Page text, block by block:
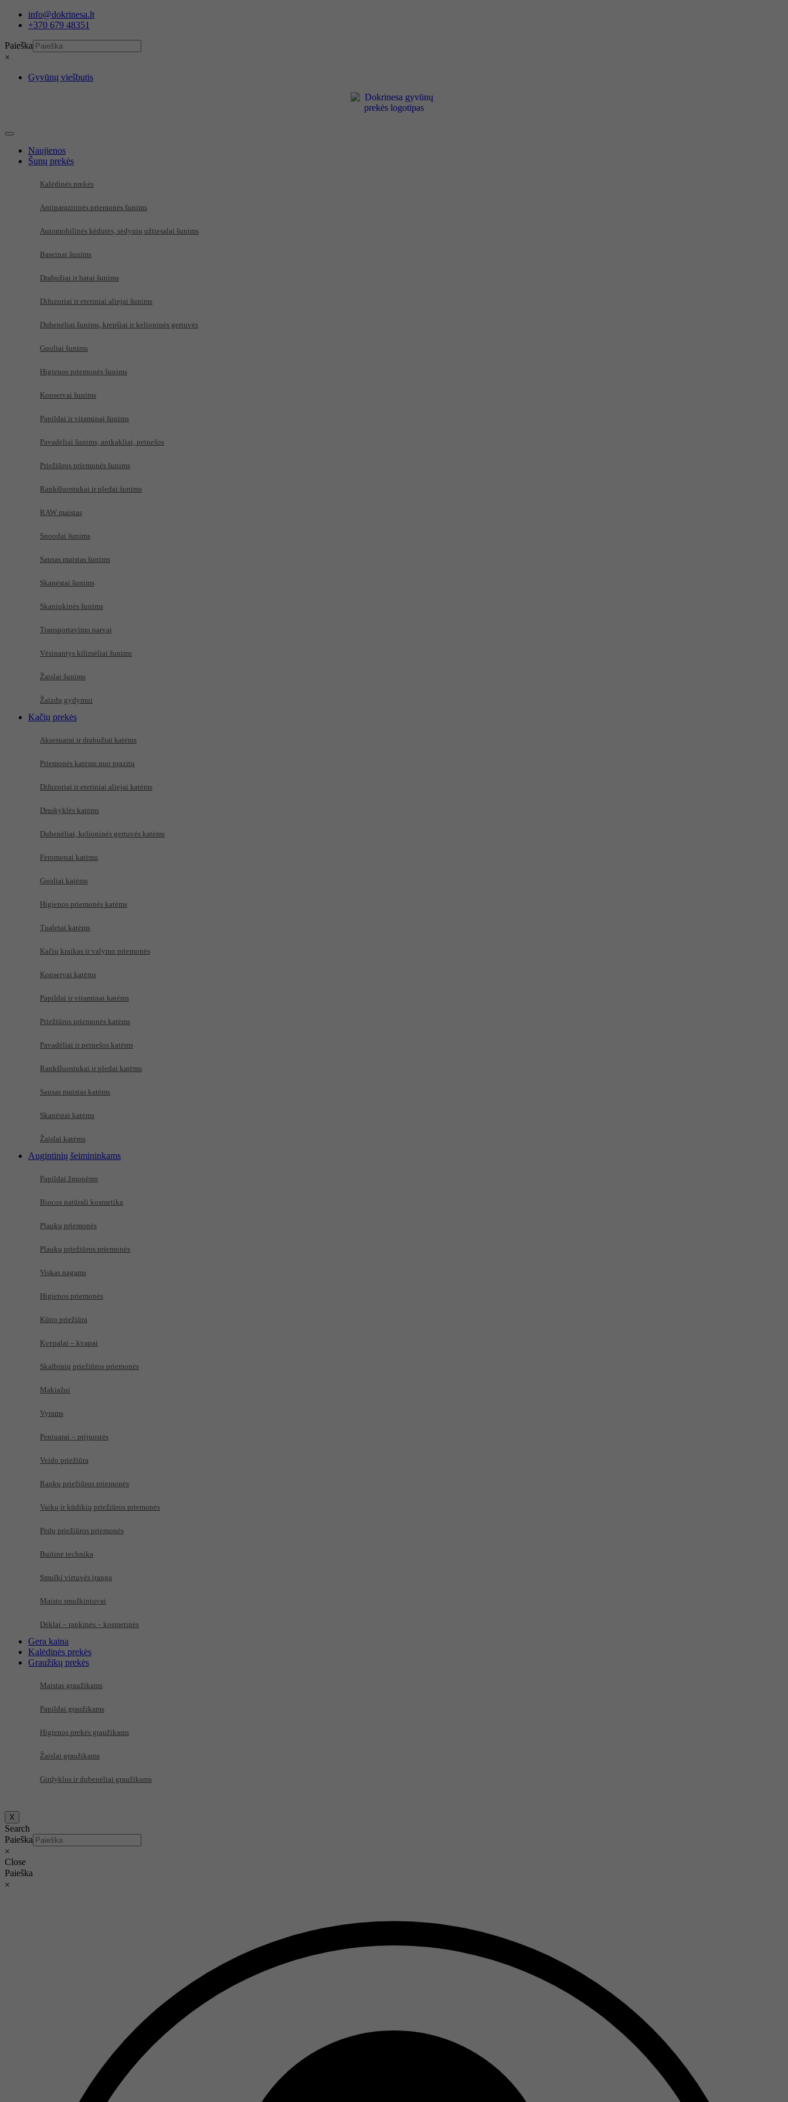
info@dokrinesa.lt
+370 679 48351
Paieška
×
Gyvūnų viešbutis
Naujienos
Šunų prekės
Kalėdinės prekės
Antiparazitinės priemonės šunims
Automobilinės kėdutės, sėdynių užtiesalai šunims
Baseinai šunims
Drabužiai ir batai šunims
Difuzoriai ir eteriniai aliejai šunims
Dubenėliai šunims, krepšiai ir kelioninės gertuvės
Guoliai šunims
Higienos priemonės šunims
Konservai šunims
Papildai ir vitaminai šunims
Pavadėliai šunims, antkakliai, petnešos
Priežiūros priemonės šunims
Rankšluostukai ir pledai šunims
RAW maistas
Snoodai šunims
Sausas maistas šunims
Skanėstai šunims
Skaniukinės šunims
Transportavimo narvai
Vėsinantys kilimėliai šunims
Žaislai šunims
Žaizdų gydymui
Kačių prekės
Aksesuarai ir drabužiai katėms
Priemonės katėms nuo prazitų
Difuzoriai ir eteriniai aliejai katėms
Draskyklės katėms
Dubenėliai, kelioninės gertuvės katėms
Feromonai katėms
Guoliai katėms
Higienos priemonės katėms
Tualetai katėms
Kačių kraikas ir valymo priemonės
Konservai katėms
Papildai ir vitaminai katėms
Priežiūros priemonės katėms
Pavadėliai ir petnešos katėms
Rankšluostukai ir pledai katėms
Sausas maistas katėms
Skanėstai katėms
Žaislai katėms
Augintinių šeimininkams
Papildai žmonėms
Biocos natūrali kosmetika
Plaukų priemonės
Plaukų priežiūros priemonės
Viskas nagams
Higienos priemonės
Kūno priežiūra
Kvepalai – kvapai
Skalbinių priežiūros priemonės
Makiažui
Vyrams
Peniuarai – prijuostės
Veido priežiūra
Rankų priežiūros priemonės
Vaikų ir kūdikių priežiūros priemonės
Pėdų priežiūros priemonės
Buitinė technika
Smulki virtuvės įranga
Maisto smulkintuvai
Dėklai – rankinės – kosmetinės
Gera kaina
Kalėdinės prekės
Graužikų prekės
Maistas graužikams
Papildai graužikams
Higienos prekės graužikams
Žaislai graužikams
Girdyklos ir dubenėliai graužikams
X
Search
Paieška
×
Close
Paieška
×